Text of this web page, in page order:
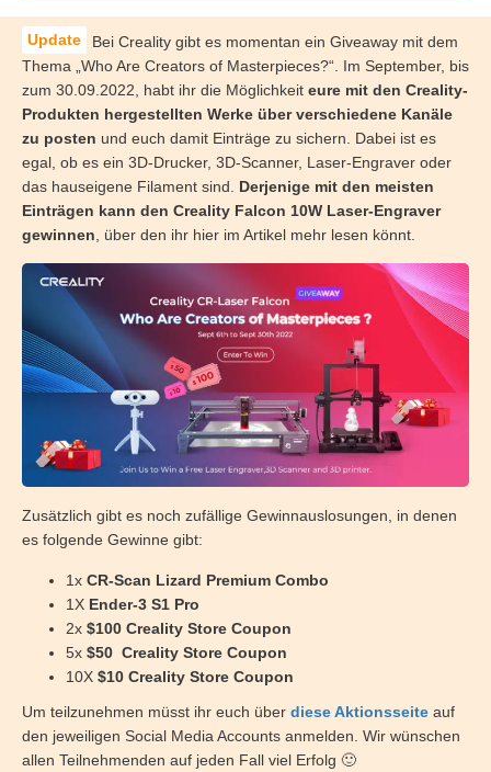
Bei Creality gibt es momentan ein Giveaway mit dem
Thema „Who Are Creators of Masterpieces?“. Im September, bis
zum 30.09.2022, habt ihr die Möglichkeit eure mit den Creality-
Produkten hergestellten Werke über verschiedene Kanäle
zu posten und euch damit Einträge zu sichern. Dabei ist es
egal, ob es ein 3D-Drucker, 3D-Scanner, Laser-Engraver oder
das hauseigene Filament sind. Derjenige mit den meisten
Einträgen kann den Creality Falcon 10W Laser-Engraver
gewinnen , über den ihr hier im Artikel mehr lesen könnt.
Zusätzlich gibt es noch zufällige Gewinnauslosungen, in denen
es folgende Gewinne gibt:
1x CR-Scan Lizard Premium Combo
1X Ender-3 S1 Pro
2x $100 Creality Store Coupon
5x $50 Creality Store Coupon
10X $10 Creality Store Coupon
Um teilzunehmen müsst ihr euch über diese Aktionsseite auf
den jeweiligen Social Media Accounts anmelden. Wir wünschen
allen Teilnehmenden auf jeden Fall viel Erfolg 🙂